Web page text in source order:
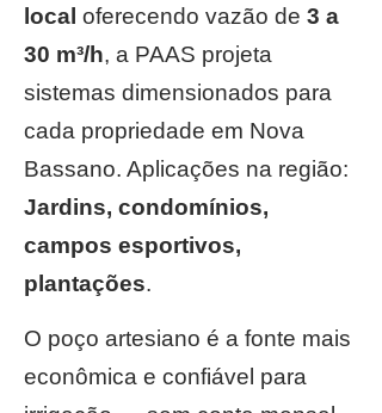
local oferecendo vazão de 3 a
30 m³/h, a PAAS projeta
sistemas dimensionados para
cada propriedade em Nova
Bassano. Aplicações na região:
Jardins, condomínios,
campos esportivos,
plantações.
O poço artesiano é a fonte mais
econômica e confiável para